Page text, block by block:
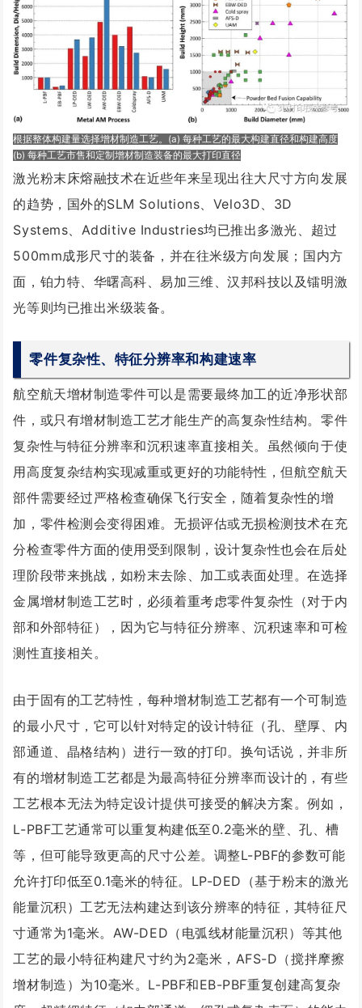
根据整体构建量选择增材制造工艺。(a) 每种工艺的最大构建直径和构建高度
(b) 每种工艺市售和定制增材制造装备的最大打印直径
激光粉末床熔融技术在近些年来呈现出往大尺寸方向发展
的趋势，国外的SLM Solutions、Velo3D、3D
Systems、Additive Industries均已推出多激光、超过
500mm成形尺寸的装备，并在往米级方向发展；国内方
面，铂力特、华曙高科、易加三维、汉邦科技以及镭明激
光等则均已推出米级装备。
零件复杂性、特征分辨率和构建速率
航空航天增材制造零件可以是需要最终加工的近净形状部
件，或只有增材制造工艺才能生产的高复杂性结构。零件
复杂性与特征分辨率和沉积速率直接相关。虽然倾向于使
用高度复杂结构实现减重或更好的功能特性，但航空航天
部件需要经过严格检查确保飞行安全，随着复杂性的增
加，零件检测会变得困难。无损评估或无损检测技术在充
分检查零件方面的使用受到限制，设计复杂性也会在后处
理阶段带来挑战，如粉末去除、加工或表面处理。在选择
金属增材制造工艺时，必须着重考虑零件复杂性（对于内
部和外部特征），因为它与特征分辨率、沉积速率和可检
测性直接相关。
由于固有的工艺特性，每种增材制造工艺都有一个可制造
的最小尺寸，它可以针对特定的设计特征（孔、壁厚、内
部通道、晶格结构）进行一致的打印。换句话说，并非所
有的增材制造工艺都是为最高特征分辨率而设计的，有些
工艺根本无法为特定设计提供可接受的解决方案。例如，
L-PBF工艺通常可以重复构建低至0.2毫米的壁、孔、槽
等，但可能导致更高的尺寸公差。调整L-PBF的参数可能
允许打印低至0.1毫米的特征。LP-DED（基于粉末的激光
能量沉积）工艺无法构建达到该分辨率的特征，其特征尺
寸通常为1毫米。AW-DED（电弧线材能量沉积）等其他
工艺的最小特征构建尺寸约为2毫米，AFS-D（搅拌摩擦
增材制造）为10毫米。L-PBF和EB-PBF重复创建高复杂